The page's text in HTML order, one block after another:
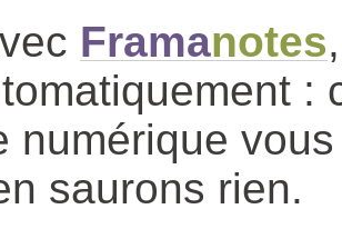
Framanotes
:
numérique
saurons rien.